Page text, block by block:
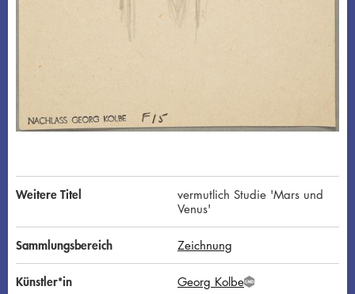
Weitere Titel
vermutlich Studie 'Mars und
Venus'
Sammlungsbereich Zeichnung
Künstler*in Georg KolbeG